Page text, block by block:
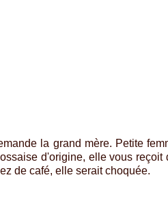
la grand mère. Petite
d'origine, elle vous reçoit
de café, elle serait choquée.